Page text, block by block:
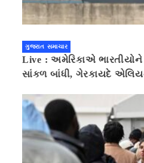
ગુજરાત સમાચાર
Live : અમેરિકાએ
સાંકળ બાંધી, ગેરકાયદે